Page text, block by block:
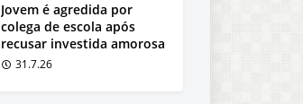
Jovem é agredida por
colega de escola após
recusar investida amorosa
31.7.26